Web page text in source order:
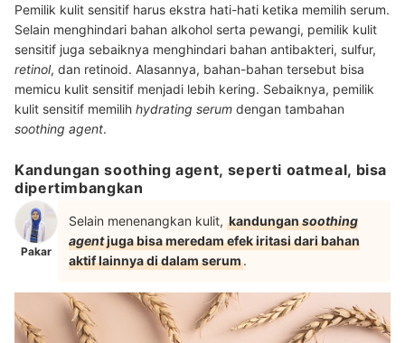
Pemilik kulit sensitif harus ekstra hati-hati ketika memilih serum.
Selain menghindari bahan alkohol serta pewangi, pemilik kulit
sensitif juga sebaiknya menghindari bahan antibakteri, sulfur,
retinol, dan retinoid. Alasannya, bahan-bahan tersebut bisa
memicu kulit sensitif menjadi lebih kering. Sebaiknya, pemilik
kulit sensitif memilih hydrating serum dengan tambahan
soothing agent.
Kandungan soothing agent, seperti oatmeal, bisa
dipertimbangkan
Pakar
Selain menenangkan kulit, kandungansoothing
agentjuga bisa meredam efek iritasi dari bahan
aktif lainnya di dalam serum.